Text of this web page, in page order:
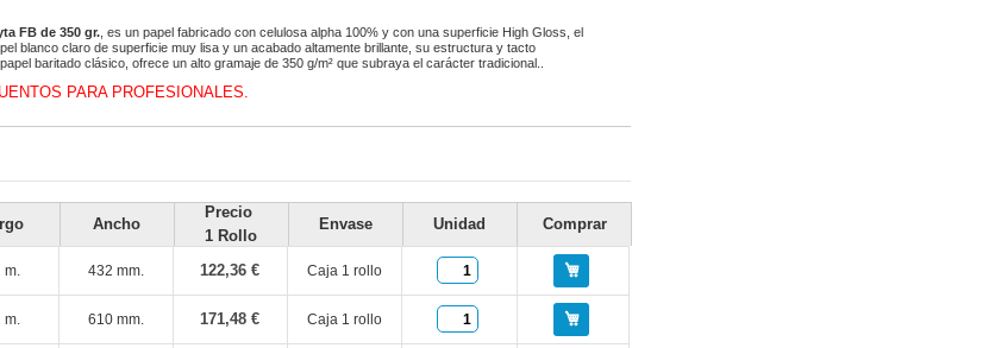
FB de 350 gr. , es un papel fabricado con celulosa alpha 100% y con una superficie High Gloss, el
blanco claro de superficie muy lisa y un acabado altamente brillante, su estructura y tacto
baritado clásico, ofrece un alto gramaje de 350 g/m² que subraya el carácter tradicional..
PARA PROFESIONALES.
Ancho
Precio
1 Rollo
Envase Unidad Comprar
m. 432 mm. 122,36 € Caja 1 rollo
m. 610 mm. 171,48 € Caja 1 rollo